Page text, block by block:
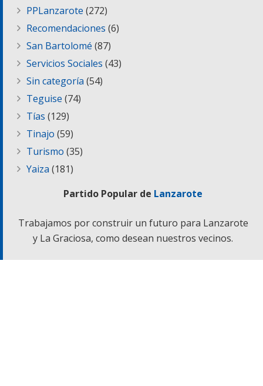
PPLanzarote (272)
Recomendaciones (6)
San Bartolomé (87)
Servicios Sociales (43)
Sin categoría (54)
Teguise (74)
Tías (129)
Tinajo (59)
Turismo (35)
Yaiza (181)
Partido Popular de Lanzarote
Trabajamos por construir un futuro para Lanzarote
y La Graciosa, como desean nuestros vecinos.